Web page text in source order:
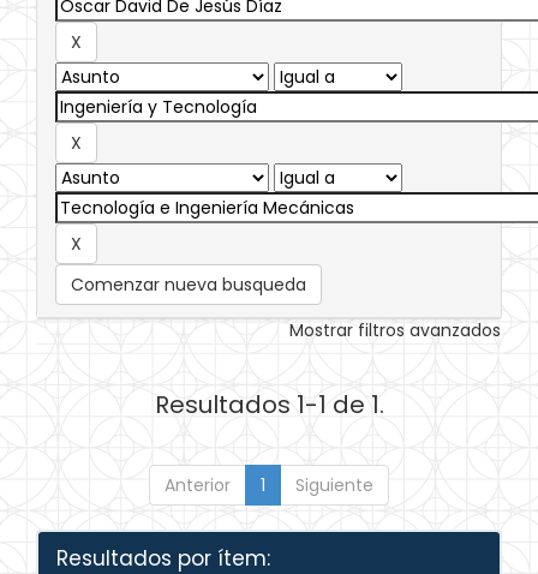
Comenzar nueva busqueda
Mostrar filtros avanzados
Resultados 1-1 de 1.
Anterior 1 Siguiente
Resultados por ítem: